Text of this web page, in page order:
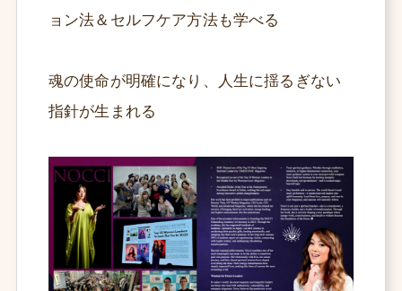
ョン法＆セルフケア方法も学べる
魂の使命が明確になり、人生に揺るぎない
指針が生まれる